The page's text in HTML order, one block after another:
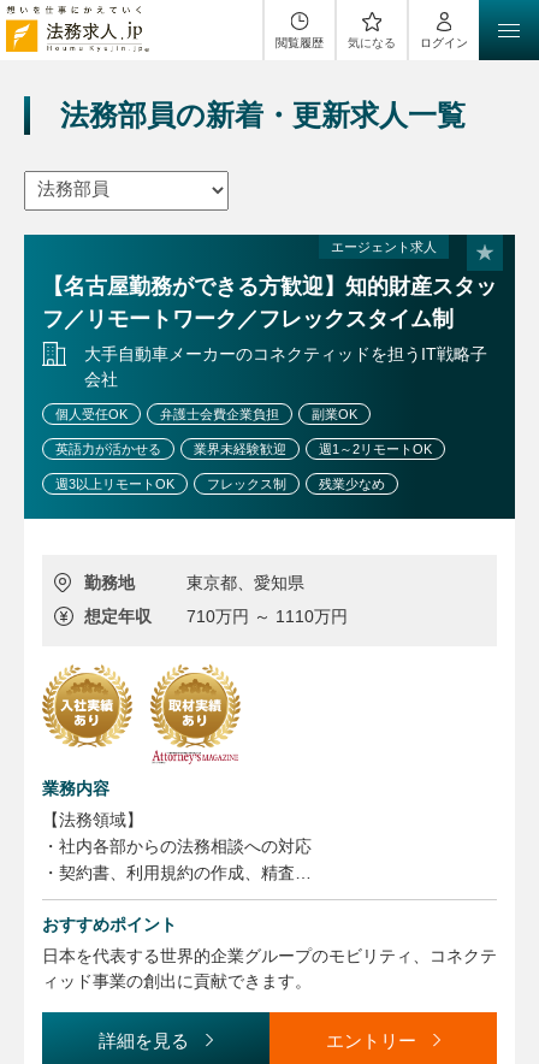
閲覧履歴 気になる ログイン
法務部員の新着・更新求人一覧
エージェント求人
【名古屋勤務ができる方歓迎】知的財産スタッ
フ／リモートワーク／フレックスタイム制
大手自動車メーカーのコネクティッドを担うIT戦略子
会社
個人受任OK 弁護士会費企業負担 副業OK
英語力が活かせる 業界未経験歓迎 週1～2リモートOK
週3以上リモートOK フレックス制 残業少なめ
勤務地
東京都、愛知県
想定年収
710万円 ～ 1110万円
業務内容
【法務領域】
・社内各部からの法務相談への対応
・契約書、利用規約の作成、精査
・サービス企画、M＆Aなど企業戦略に関する法的支援
【コンプライアンス、コーポレート領域】
・コンプライアンス体制整備、社内教育、法改正対応
おすすめポイント
日本を代表する世界的企業グループのモビリティ、コネクテ
ィッド事業の創出に貢献できます。
詳細を見る エントリー